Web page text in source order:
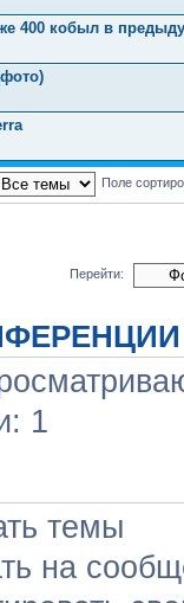
400 кобыл в
Поле
Перейти:
1
темы
на